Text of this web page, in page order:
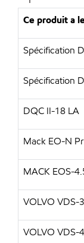
Ce produit a
Spécification
Spécification
DQC II-18 LA
Mack EO-N
MACK EOS-
VOLVO VDS-3
VOLVO VDS-